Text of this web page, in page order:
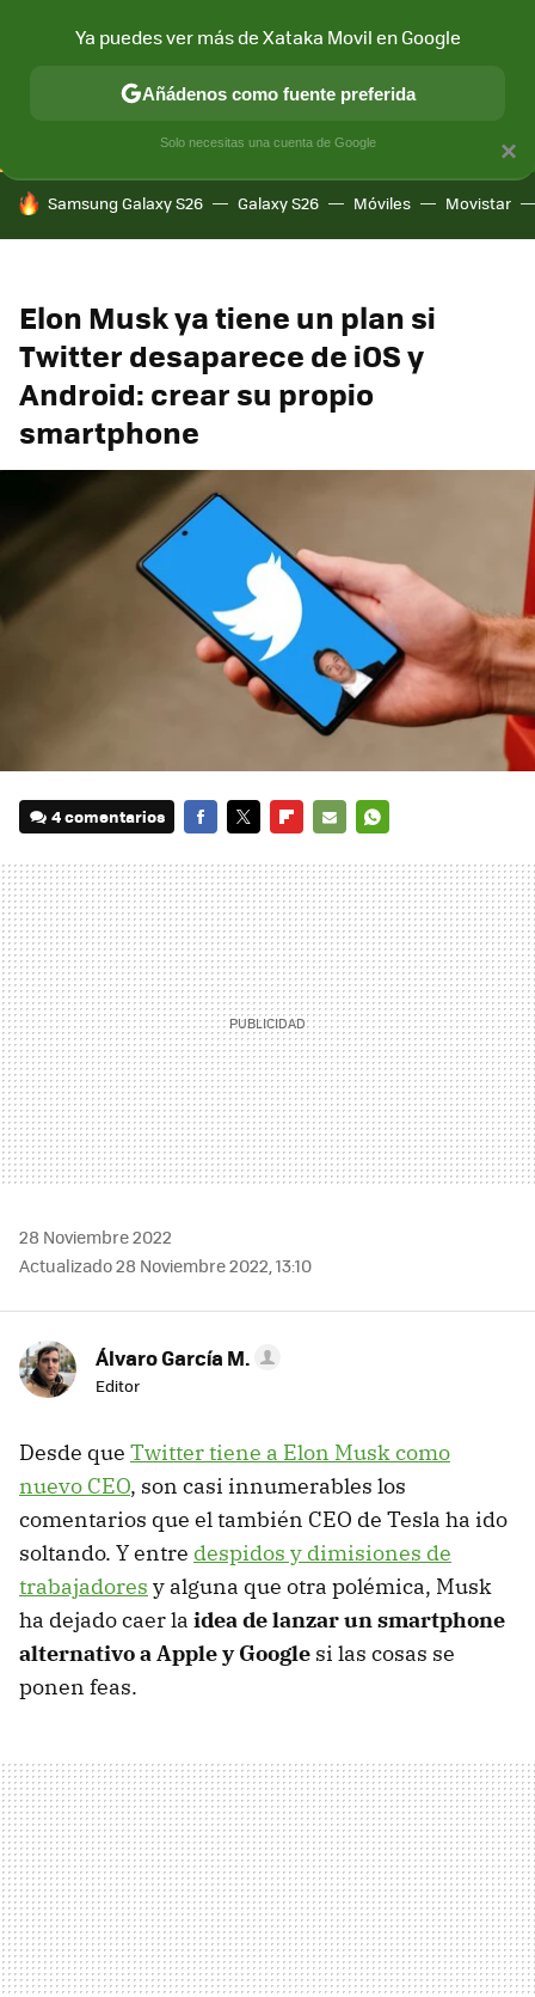
CONECTIVIDAD MÓVIL Y SOCIEDAD APLICACIONES
HOY SE HABLA DE
Samsung Galaxy S26 Galaxy S26 Móviles Movistar
Elon Musk ya tiene un plan si
Twitter desaparece de iOS y
Android: crear su propio
smartphone
4 comentarios
MAIL
28 Noviembre 2022
Actualizado 28 Noviembre 2022, 13:10
Álvaro García M.
Editor
Desde que Twitter tiene a Elon Musk como
nuevo CEO, son casi innumerables los
comentarios que el también CEO de Tesla ha ido
soltando. Y entre despidos y dimisiones de
trabajadores y alguna que otra polémica, Musk
ha dejado caer la idea de lanzar un smartphone
alternativo a Apple y Google si las cosas se
ponen feas.
×
Ya puedes ver más de Xataka Movil en Google
Añádenos como fuente preferida
Solo necesitas una cuenta de Google